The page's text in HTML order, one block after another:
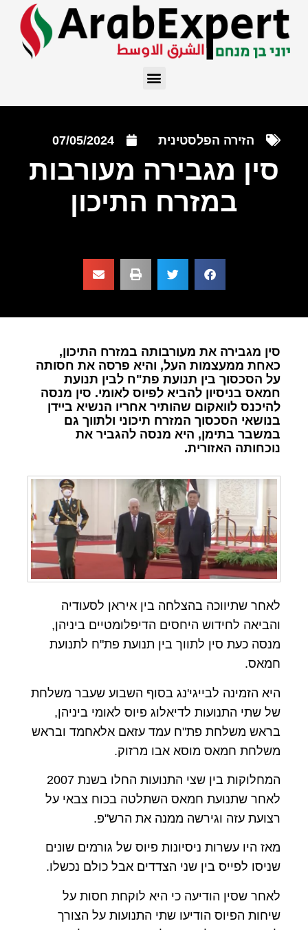
הזירה הפלסטינית 07/05/2024
סין מגבירה מעורבות
במזרח התיכון
סין מגבירה את מעורבותה במזרח התיכון,
כאחת ממעצמות העל, והיא פרסה את חסותה
על הסכסוך בין תנועת פת"ח לבין תנועת
חמאס בניסיון להביא לפיוס לאומי. סין מנסה
להיכנס לוואקום שהותיר אחריו הנשיא ביידן
בנושאי הסכסוך המזרח תיכוני ולתווך גם
במשבר בתימן, היא מנסה להגביר את
נוכחותה האזורית.
לאחר שתיווכה בהצלחה בין איראן לסעודיה
והביאה לחידוש היחסים הדיפלומטיים ביניהן,
מנסה כעת סין לתווך בין תנועת פת"ח לתנועת
חמאס.
היא הזמינה לבייגי'נג בסוף השבוע שעבר משלחת
של שתי התנועות לדיאלוג פיוס לאומי ביניהן,
בראש משלחת פת"ח עמד עזאם אלאחמד ובראש
משלחת חמאס מוסא אבו מרזוק.
המחלוקות בין שצי התנועות החלו בשנת 2007
לאחר שתנועת חמאס השתלטה בכוח צבאי על
רצועת עזה וגירשה ממנה את הרש"פ.
מאז היו עשרות ניסיונות פיוס של גורמים שונים
שניסו לפייס בין שני הצדדים אבל כולם נכשלו.
לאחר שסין הודיעה כי היא לוקחת חסות על
שיחות הפיוס הודיעו שתי התנועות על הצורך